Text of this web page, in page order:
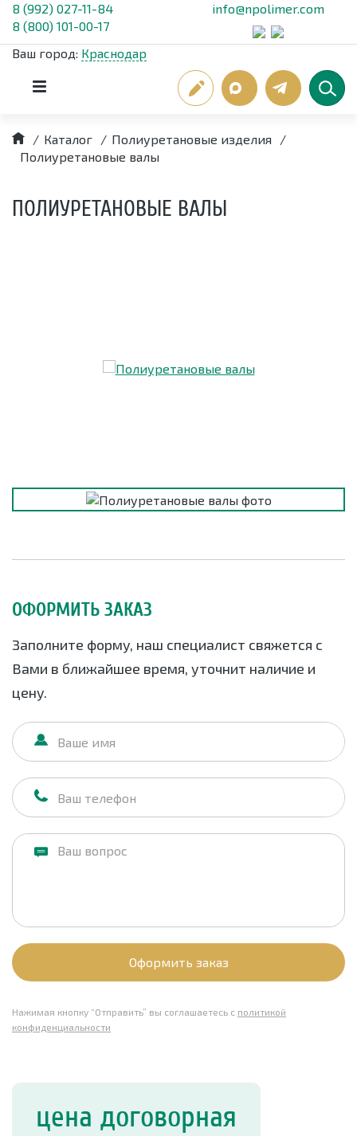
8 (992) 027-11-84
8 (800) 101-00-17
info@npolimer.com
Ваш город: Краснодар
/ Каталог / Полиуретановые изделия
/
Полиуретановые валы
ПОЛИУРЕТАНОВЫЕ ВАЛЫ
ОФОРМИТЬ ЗАКАЗ
Заполните форму, наш специалист свяжется с
Вами в ближайшее время, уточнит наличие и
цену.
Оформить заказ
Нажимая кнопку “Отправить” вы соглашаетесь с политикой
конфиденциальности
цена договорная